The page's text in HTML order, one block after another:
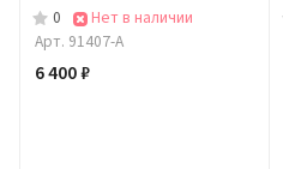
0
Нет в наличии
Арт. 91407-A
6 400 ₽